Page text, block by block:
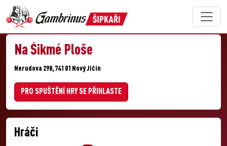
Na Šikmé Ploše
Nerudova 298, 741 01 Nový Jičín
PRO SPUŠTĚNÍ HRY SE PŘIHLASTE
Hráči